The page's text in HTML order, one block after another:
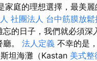
家庭的理想選擇，最美
社團法人 台中筋膜放
的日子，我們就必須深
。 法人定義 不幸的是
坦海灘（Kastan 美式整